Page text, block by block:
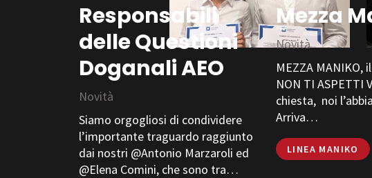
Responsabili
delle Questioni
Doganali AEO
Novità
Siamo orgogliosi di condividere
l’importante traguardo raggiunto
dai nostri @Antonio Marzaroli ed
@Elena Comini, che sono tra…
Mezza
Novità
MEZZA MANIKO,
NON TI ASPETTI
chiesta, noi
Arriva…
LINEA MANIKO